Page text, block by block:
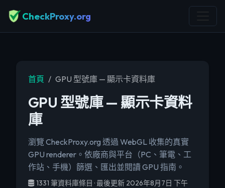
CheckProxy.org
首頁 GPU 型號庫 — 顯示卡資料庫
GPU 型號庫 — 顯示卡資料
庫
瀏覽 CheckProxy.org 透過 WebGL 收集的真實
GPU renderer。依廠商與平台（PC、筆電、工
作站、手機）篩選、匯出並閱讀 GPU 指南。
1331 筆資料庫條目 · 最後更新 2026年8月7日 下午